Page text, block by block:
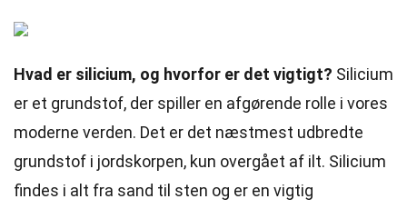
Hvad er silicium, og hvorfor er det vigtigt? Silicium
er et grundstof, der spiller en afgørende rolle i vores
moderne verden. Det er det næstmest udbredte
grundstof i jordskorpen, kun overgået af ilt. Silicium
findes i alt fra sand til sten og er en vigtig